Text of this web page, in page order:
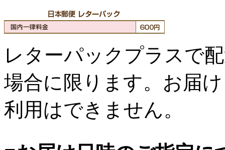
レターパックプラスで
場合に限ります。お届
利用はできません。